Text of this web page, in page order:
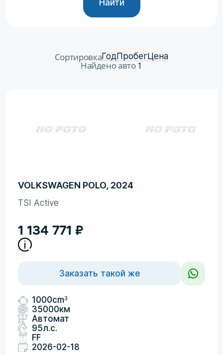
Найти
СортировкаГодПробегЦена
Найдено авто1
VOLKSWAGEN POLO, 2024
TSI Active
1 134 771 ₽
Заказать такой же
1000cm3
35000км
Автомат
95л.с.
FF
2026-02-18